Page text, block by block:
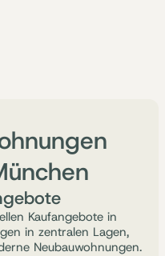
Kaufangebote in
in zentralen Lagen,
Neubauwohnungen.